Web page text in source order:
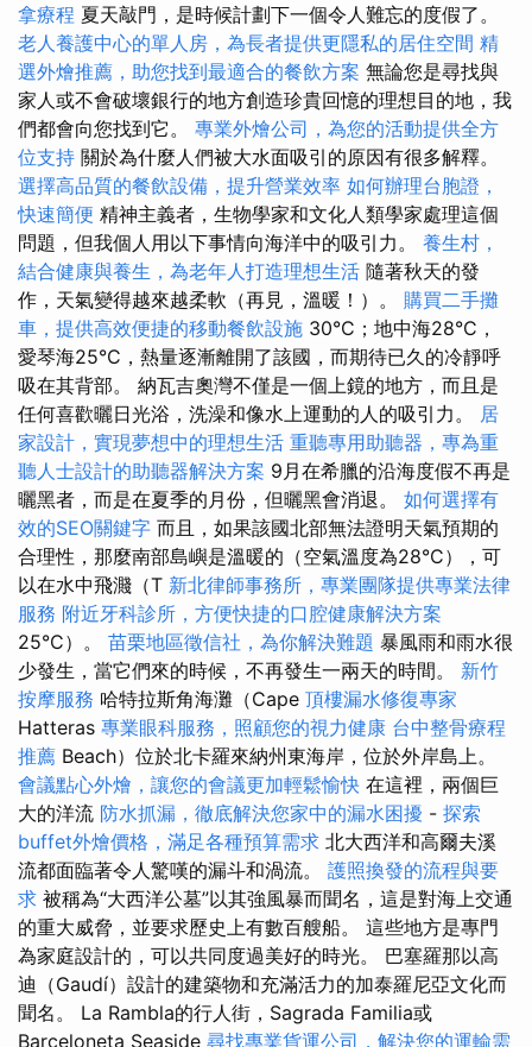
拿療程 夏天敲門，是時候計劃下一個令人難忘的度假了。
老人養護中心的單人房，為長者提供更隱私的居住空間 精
選外燴推薦，助您找到最適合的餐飲方案 無論您是尋找與
家人或不會破壞銀行的地方創造珍貴回憶的理想目的地，我
們都會向您找到它。 專業外燴公司，為您的活動提供全方
位支持 關於為什麼人們被大水面吸引的原因有很多解釋。
選擇高品質的餐飲設備，提升營業效率 如何辦理台胞證，
快速簡便 精神主義者，生物學家和文化人類學家處理這個
問題，但我個人用以下事情向海洋中的吸引力。 養生村，
結合健康與養生，為老年人打造理想生活 隨著秋天的發
作，天氣變得越來越柔軟（再見，溫暖！）。 購買二手攤
車，提供高效便捷的移動餐飲設施 30°C；地中海28°C，
愛琴海25°C，熱量逐漸離開了該國，而期待已久的冷靜呼
吸在其背部。 納瓦吉奧灣不僅是一個上鏡的地方，而且是
任何喜歡曬日光浴，洗澡和像水上運動的人的吸引力。 居
家設計，實現夢想中的理想生活 重聽專用助聽器，專為重
聽人士設計的助聽器解決方案 9月在希臘的沿海度假不再是
曬黑者，而是在夏季的月份，但曬黑會消退。 如何選擇有
效的SEO關鍵字 而且，如果該國北部無法證明天氣預期的
合理性，那麼南部島嶼是溫暖的（空氣溫度為28°C），可
以在水中飛濺（T 新北律師事務所，專業團隊提供專業法律
服務 附近牙科診所，方便快捷的口腔健康解決方案
25°C）。 苗栗地區徵信社，為你解決難題 暴風雨和雨水很
少發生，當它們來的時候，不再發生一兩天的時間。 新竹
按摩服務 哈特拉斯角海灘（Cape 頂樓漏水修復專家
Hatteras 專業眼科服務，照顧您的視力健康 台中整骨療程
推薦 Beach）位於北卡羅來納州東海岸，位於外岸島上。
會議點心外燴，讓您的會議更加輕鬆愉快 在這裡，兩個巨
大的洋流 防水抓漏，徹底解決您家中的漏水困擾 - 探索
buffet外燴價格，滿足各種預算需求 北大西洋和高爾夫溪
流都面臨著令人驚嘆的漏斗和渦流。 護照換發的流程與要
求 被稱為“大西洋公墓”以其強風暴而聞名，這是對海上交通
的重大威脅，並要求歷史上有數百艘船。 這些地方是專門
為家庭設計的，可以共同度過美好的時光。 巴塞羅那以高
迪（Gaudí）設計的建築物和充滿活力的加泰羅尼亞文化而
聞名。 La Rambla的行人街，Sagrada Familia或
Barceloneta Seaside 尋找專業貨運公司，解決您的運輸需